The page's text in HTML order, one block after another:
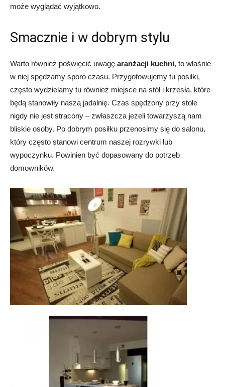
może wyglądać wyjątkowo.
Smacznie i w dobrym stylu
Warto również poświęcić uwagę aranżacji kuchni, to właśnie
w niej spędzamy sporo czasu. Przygotowujemy tu posiłki,
często wydzielamy tu również miejsce na stół i krzesła, które
będą stanowiły naszą jadalnię. Czas spędzony przy stole
nigdy nie jest stracony – zwłaszcza jeżeli towarzyszą nam
bliskie osoby. Po dobrym posiłku przenosimy się do salonu,
który często stanowi centrum naszej rozrywki lub
wypoczynku. Powinien być dopasowany do potrzeb
domowników.